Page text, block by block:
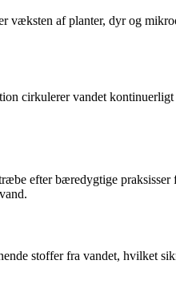
væksten af planter, dyr og
cirkulerer vandet
efter bæredygtige praksisser
stoffer fra vandet, hvilket